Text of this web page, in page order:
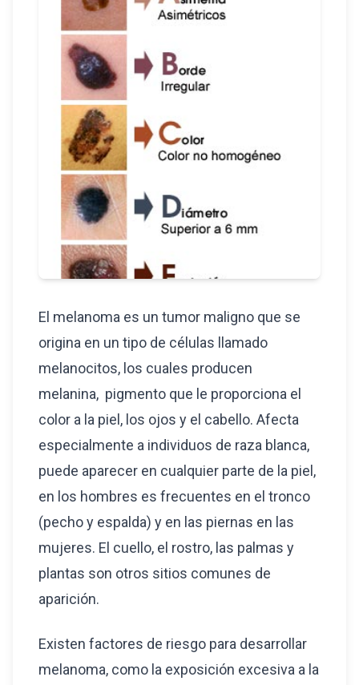
El melanoma es un tumor maligno que se
origina en un tipo de células llamado
melanocitos, los cuales producen
melanina, pigmento que le proporciona el
color a la piel, los ojos y el cabello. Afecta
especialmente a individuos de raza blanca,
puede aparecer en cualquier parte de la piel,
en los hombres es frecuentes en el tronco
(pecho y espalda) y en las piernas en las
mujeres. El cuello, el rostro, las palmas y
plantas son otros sitios comunes de
aparición.
Existen factores de riesgo para desarrollar
melanoma, como la exposición excesiva a la